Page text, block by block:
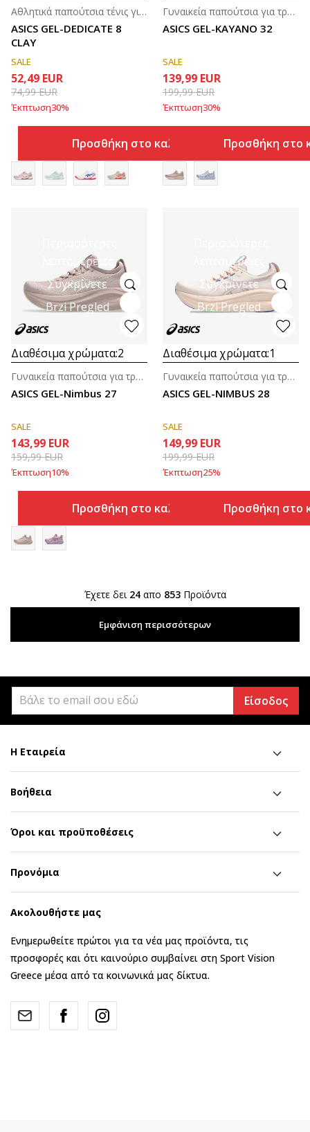
ASICS GEL-DEDICATE 8
CLAY
Αθλητικά παπούτσια τένις για γυναίκες
SALE
52,49 EUR
74,99EUR
Έκπτωση30%
Προσθήκη στο καλάθι
ASICS GEL-KAYANO 32
Γυναικεία παπούτσια για τρέξιμο
SALE
139,99 EUR
199,99EUR
Έκπτωση30%
Προσθήκη στο
λεπτομέρειες
Συγκρίνετε
Brzi Pregled
Διαθέσιμα χρώματα:2
ASICS GEL-Nimbus 27
Γυναικεία παπούτσια για τρέξιμο
SALE
143,99 EUR
159,99EUR
Έκπτωση10%
Προσθήκη στο καλάθι
λεπτομέρειες
Συγκρίνετε
Brzi Pregled
Διαθέσιμα χρώματα:1
ASICS GEL-NIMBUS 28
Γυναικεία παπούτσια για τρέξιμο
SALE
149,99 EUR
199,99EUR
Έκπτωση25%
Προσθήκη στο
Έχετε δει 24απο 853Προϊόντα
Εμφάνιση περισσότερων
Είσοδος
Η Εταιρεία
Βοήθεια
Όροι και προϋποθέσεις
Προνόμια
Ακολουθήστε μας
Ενημερωθείτε πρώτοι για τα νέα μας προϊόντα, τις
προσφορές και ότι καινούριο συμβαίνει στη Sport Vision
Greece μέσα από τα κοινωνικά μας δίκτυα.